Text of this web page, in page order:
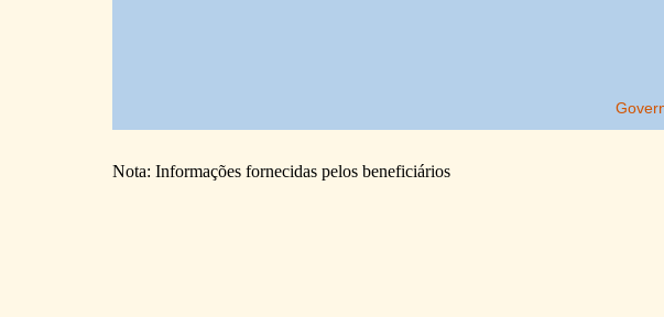
Nota: Informações fornecidas pelos beneficiários